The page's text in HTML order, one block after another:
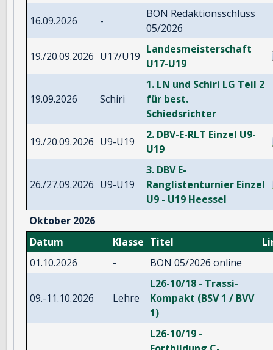
16.09.2026 -
BON Redaktionsschluss
05/2026
19./20.09.2026 U17/U19
Landesmeisterschaft
U17-U19
19.09.2026 Schiri
1. LN und Schiri LG Teil 2
für best.
Schiedsrichter
19./20.09.2026 U9-U19
2. DBV-E-RLT Einzel U9-
U19
26./27.09.2026 U9-U19
3. DBV E-
Ranglistenturnier Einzel
U9 - U19 Heessel
Oktober 2026
Datum
Klasse Titel
01.10.2026
- BON 05/2026 online
09.-11.10.2026 Lehre
L26-10/18 - Trassi-
Kompakt (BSV 1 / BVV
1)
L26-10/19 -